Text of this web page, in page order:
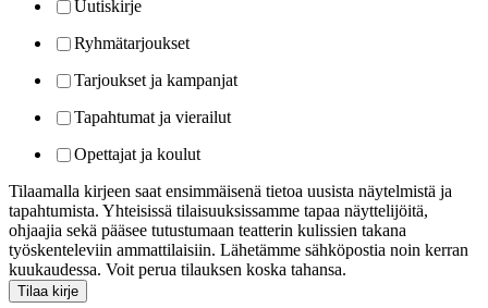
Uutiskirje
Ryhmätarjoukset
Tarjoukset ja kampanjat
Tapahtumat ja vierailut
Opettajat ja koulut
Tilaamalla kirjeen saat ensimmäisenä tietoa uusista näytelmistä ja
tapahtumista. Yhteisissä tilaisuuksissamme tapaa näyttelijöitä,
ohjaajia sekä pääsee tutustumaan teatterin kulissien takana
työskenteleviin ammattilaisiin. Lähetämme sähköpostia noin kerran
kuukaudessa. Voit perua tilauksen koska tahansa.